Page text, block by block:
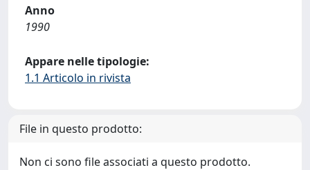
Anno
1990
Appare nelle tipologie:
1.1 Articolo in rivista
File in questo prodotto:
Non ci sono file associati a questo prodotto.